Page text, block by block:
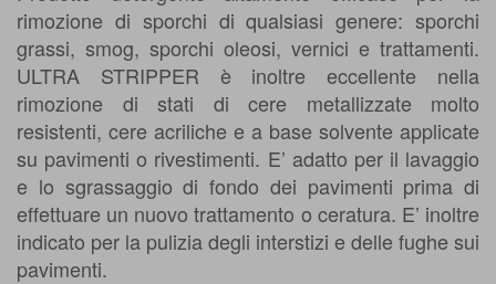
rimozione di sporchi di qualsiasi genere: sporchi
grassi, smog, sporchi oleosi, vernici e trattamenti.
ULTRA STRIPPER è inoltre eccellente nella
rimozione di stati di cere metallizzate molto
resistenti, cere acriliche e a base solvente applicate
su pavimenti o rivestimenti. E’ adatto per il lavaggio
e lo sgrassaggio di fondo dei pavimenti prima di
effettuare un nuovo trattamento o ceratura. E’ inoltre
indicato per la pulizia degli interstizi e delle fughe sui
pavimenti.